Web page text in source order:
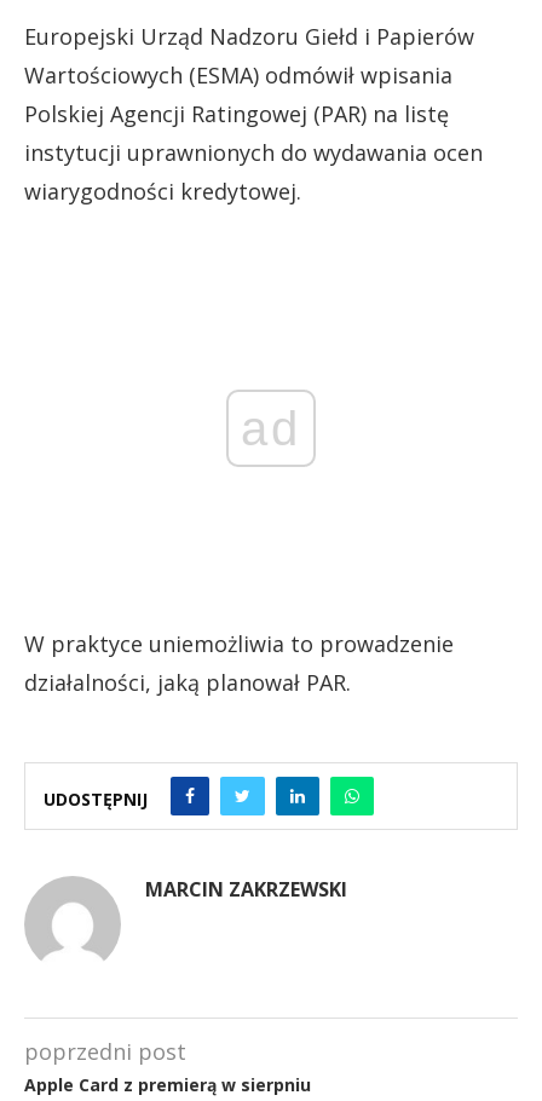
Europejski Urząd Nadzoru Giełd i Papierów
Wartościowych (ESMA) odmówił wpisania
Polskiej Agencji Ratingowej (PAR) na listę
instytucji uprawnionych do wydawania ocen
wiarygodności kredytowej.
ad
W praktyce uniemożliwia to prowadzenie
działalności, jaką planował PAR.
UDOSTĘPNIJ
MARCIN ZAKRZEWSKI
poprzedni post
Apple Card z premierą w sierpniu